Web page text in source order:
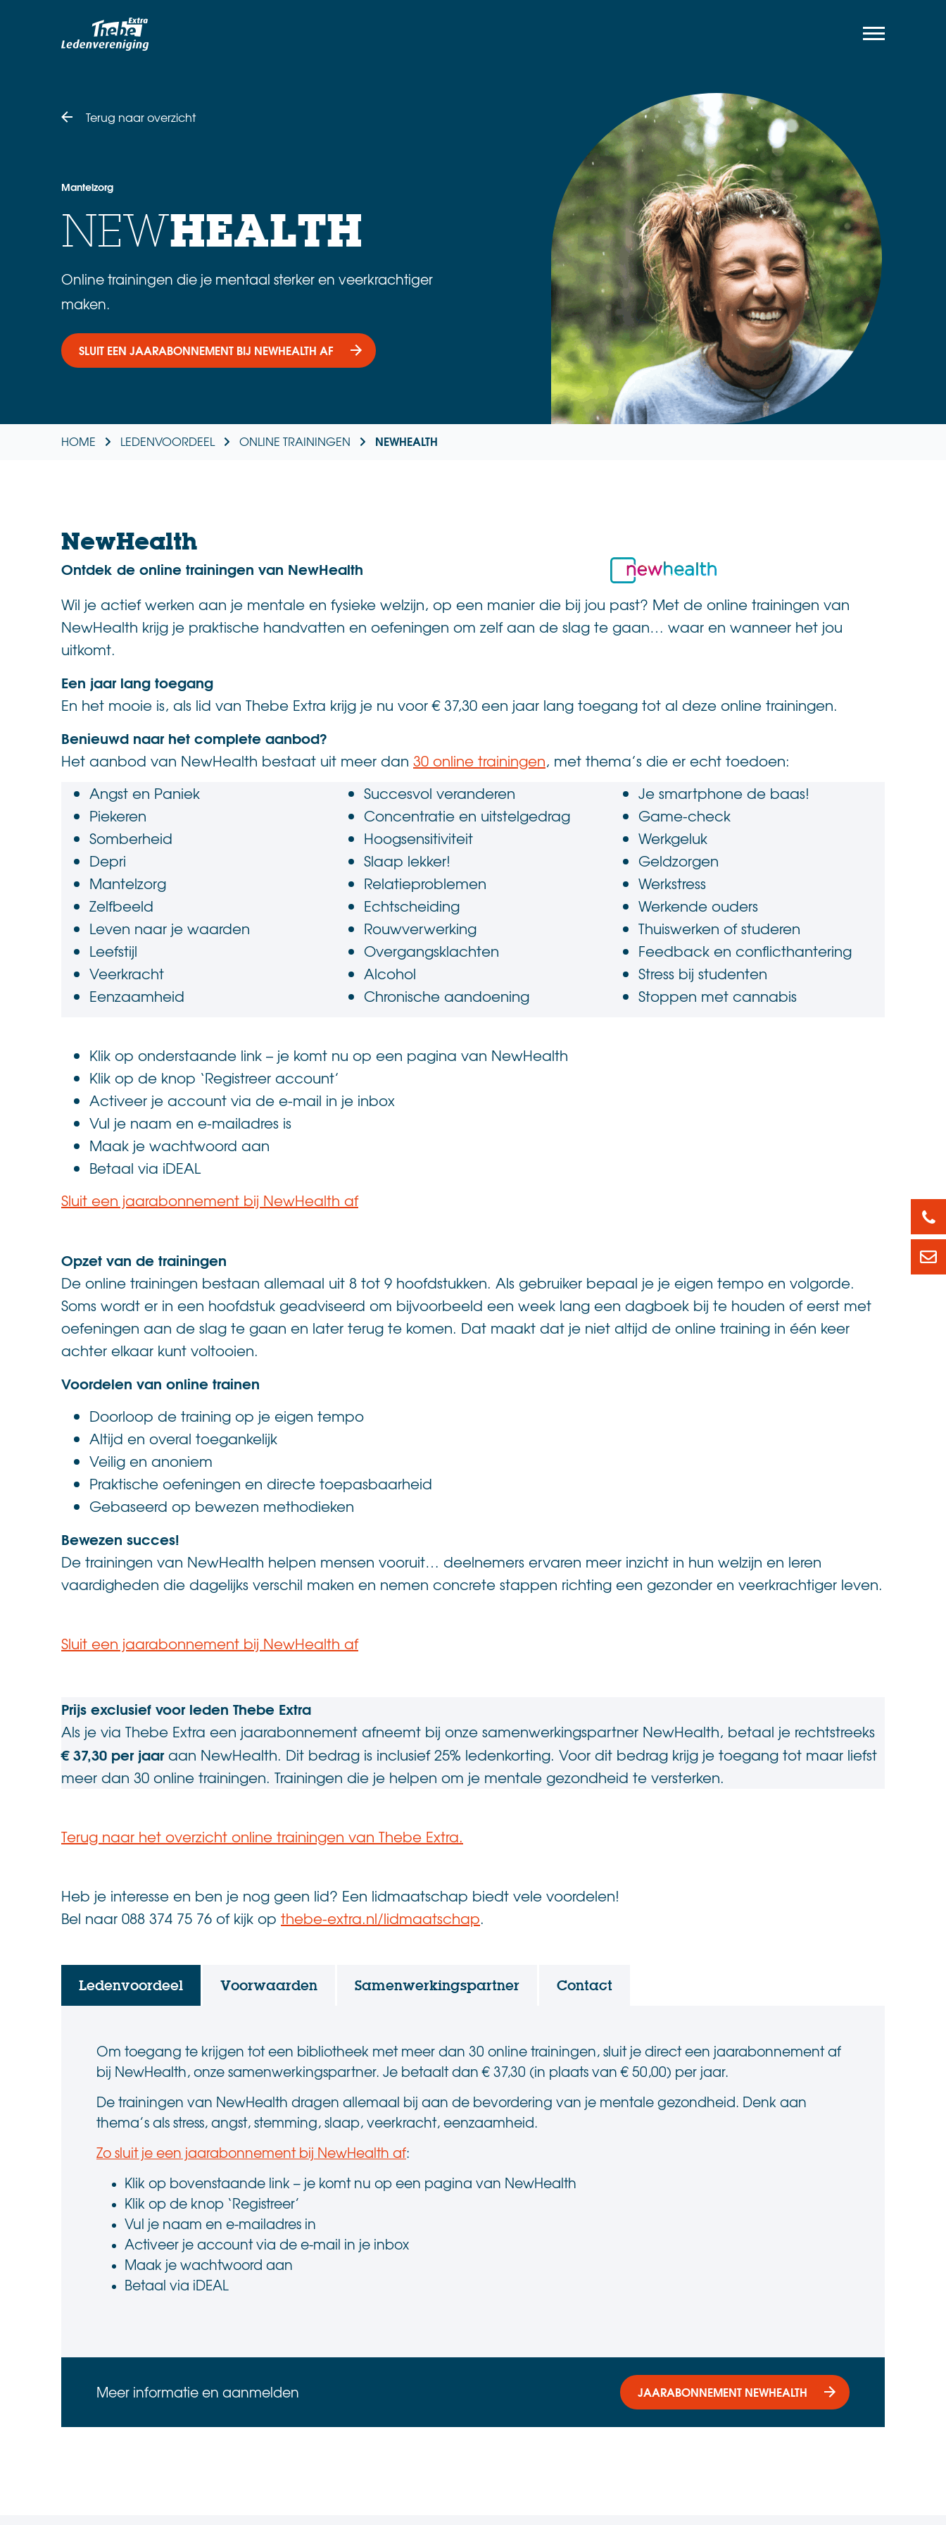
Terug naar overzicht
Mantelzorg
NEWHEALTH
Online trainingen die je mentaal sterker en veerkrachtiger
maken.
SLUIT EEN JAARABONNEMENT BIJ NEWHEALTH AF
HOME LEDENVOORDEEL ONLINE TRAININGEN NEWHEALTH
NewHealth
Ontdek de online trainingen van NewHealth
Wil je actief werken aan je mentale en fysieke welzijn, op een manier die bij jou past? Met de online trainingen van
NewHealth krijg je praktische handvatten en oefeningen om zelf aan de slag te gaan… waar en wanneer het jou
uitkomt.
Een jaar lang toegang
En het mooie is, als lid van Thebe Extra krijg je nu voor € 37,30 een jaar lang toegang tot al deze online trainingen.
Benieuwd naar het complete aanbod?
Het aanbod van NewHealth bestaat uit meer dan 30 online trainingen, met thema’s die er echt toedoen:
Angst en Paniek
Piekeren
Somberheid
Depri
Mantelzorg
Zelfbeeld
Leven naar je waarden
Leefstijl
Veerkracht
Eenzaamheid
Succesvol veranderen
Concentratie en uitstelgedrag
Hoogsensitiviteit
Slaap lekker!
Relatieproblemen
Echtscheiding
Rouwverwerking
Overgangsklachten
Alcohol
Chronische aandoening
Je smartphone de baas!
Game-check
Werkgeluk
Geldzorgen
Werkstress
Werkende ouders
Thuiswerken of studeren
Feedback en conflicthantering
Stress bij studenten
Stoppen met cannabis
Klik op onderstaande link – je komt nu op een pagina van NewHealth
Klik op de knop ‘Registreer account’
Activeer je account via de e-mail in je inbox
Vul je naam en e-mailadres is
Maak je wachtwoord aan
Betaal via iDEAL
Sluit een jaarabonnement bij NewHealth af.
Opzet van de trainingen
De online trainingen bestaan allemaal uit 8 tot 9 hoofdstukken. Als gebruiker bepaal je je eigen tempo en volgorde.
Soms wordt er in een hoofdstuk geadviseerd om bijvoorbeeld een week lang een dagboek bij te houden of eerst met
oefeningen aan de slag te gaan en later terug te komen. Dat maakt dat je niet altijd de online training in één keer
achter elkaar kunt voltooien.
Voordelen van online trainen
Doorloop de training op je eigen tempo
Altijd en overal toegankelijk
Veilig en anoniem
Praktische oefeningen en directe toepasbaarheid
Gebaseerd op bewezen methodieken
Bewezen succes!
De trainingen van NewHealth helpen mensen vooruit… deelnemers ervaren meer inzicht in hun welzijn en leren
vaardigheden die dagelijks verschil maken en nemen concrete stappen richting een gezonder en veerkrachtiger leven.
Sluit een jaarabonnement bij NewHealth af
Prijs exclusief voor leden Thebe Extra
Als je via Thebe Extra een jaarabonnement afneemt bij onze samenwerkingspartner NewHealth, betaal je rechtstreeks
€ 37,30 per jaaraan NewHealth. Dit bedrag is inclusief 25% ledenkorting. Voor dit bedrag krijg je toegang tot maar liefst
meer dan 30 online trainingen. Trainingen die je helpen om je mentale gezondheid te versterken.
Terug naar het overzicht online trainingen van Thebe Extra.
Heb je interesse en ben je nog geen lid? Een lidmaatschap biedt vele voordelen!
Bel naar 088 374 75 76 of kijk op thebe-extra.nl/lidmaatschap.
Ledenvoordeel Voorwaarden Samenwerkingspartner Contact
Om toegang te krijgen tot een bibliotheek met meer dan 30 online trainingen, sluit je direct een jaarabonnement af
bij NewHealth, onze samenwerkingspartner. Je betaalt dan € 37,30 (in plaats van € 50,00) per jaar.
De trainingen van NewHealth dragen allemaal bij aan de bevordering van je mentale gezondheid. Denk aan
thema’s alsstress, angst, stemming, slaap, veerkracht, eenzaamheid.
Zo sluit je een jaarabonnement bij NewHealth af:
Klik op bovenstaande link – je komt nu op een pagina van NewHealth
Klik op de knop ‘Registreer’
Vul je naam en e-mailadres in
Activeer je account via de e-mail in je inbox
Maak je wachtwoord aan
Betaal via iDEAL
Meer informatie en aanmelden JAARABONNEMENT NEWHEALTH